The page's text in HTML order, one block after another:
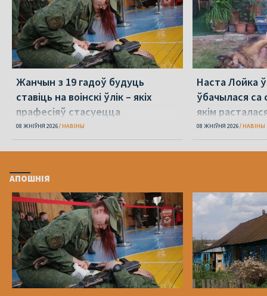
Жанчын з 19 гадоў будуць
ставіць на воінскі ўлік – якіх
прафесіяў стасуецца
08 ЖНІЎНЯ 2026 НАВІНЫ
Наста Лойка
ўбачылася са
якім
амаль 4 гады
08 ЖНІЎНЯ 2026 НАВІНЫ
АПОШНІЯ